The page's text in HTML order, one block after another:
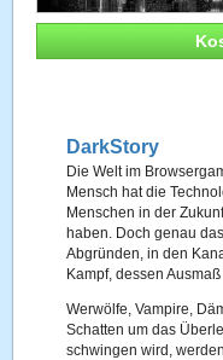
DarkStory
Die Welt im
Mensch hat die
Menschen in der
haben. Doch genau
Abgründen, in den
Kampf, dessen
Werwölfe, Vampire,
Schatten um das
schwingen wird,